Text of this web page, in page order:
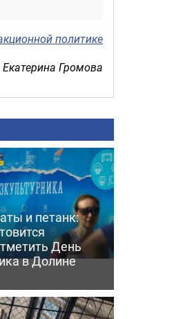
политике
Громова
и петанк:
День
в Долине